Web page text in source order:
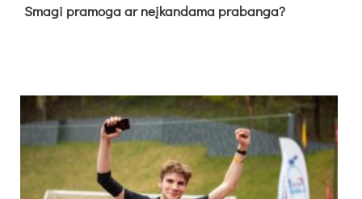
Sma­gi pra­mo­ga ar neį­kan­da­ma pra­ban­ga?